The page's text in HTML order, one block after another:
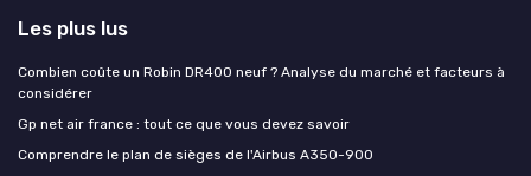
Les plus lus
Combien coûte un Robin DR400 neuf ? Analyse du marché et facteurs à
considérer
Gp net air france : tout ce que vous devez savoir
Comprendre le plan de sièges de l'Airbus A350-900